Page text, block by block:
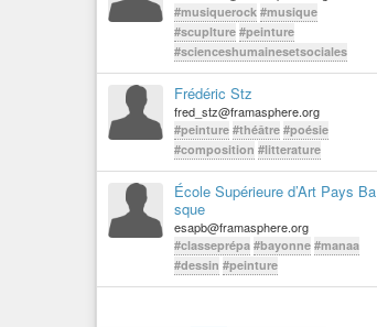
#musiquerock #musique
#scuplture #peinture
#scienceshumainesetsociales
Frédéric Stz
fred_stz@framasphere.org
#peinture #théâtre #poésie
#composition #litterature
École Supérieure d’Art Pays Ba
sque
esapb@framasphere.org
#classeprépa #bayonne #manaa
#dessin #peinture